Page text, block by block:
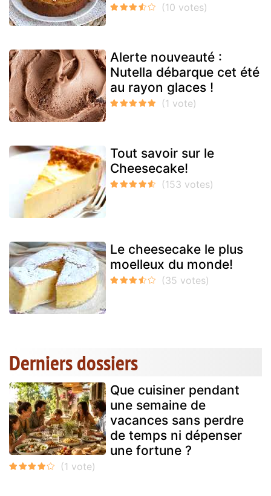
Alerte nouveauté :
Nutella débarque cet été
au rayon glaces !
Tout savoir sur le
Cheesecake!
Le cheesecake le plus
moelleux du monde!
Derniers dossiers
Que cuisiner pendant
une semaine de
vacances sans perdre
de temps ni dépenser
une fortune ?